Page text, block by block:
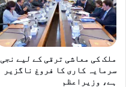
ملک کی معاشی ترقی کے لیے نجی
سرمایہ کاری کا فروغ ناگزیر
ہے، وزیراعظم